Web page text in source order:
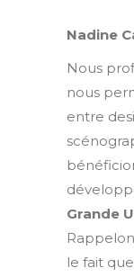
Nadine
Nous
nous
entre
Grande
le fait que